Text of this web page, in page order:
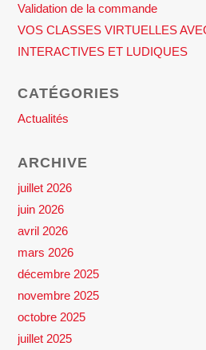
Validation de la commande
VOS CLASSES VIRTUELLES
INTERACTIVES ET LUDIQUES
CATÉGORIES
Actualités
ARCHIVE
juillet 2026
juin 2026
avril 2026
mars 2026
décembre 2025
novembre 2025
octobre 2025
juillet 2025